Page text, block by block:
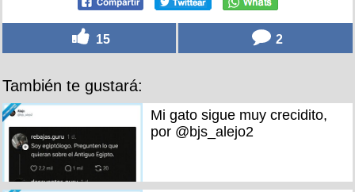
15 2
También te gustará:
Mi gato sigue muy crecidito,
por @bjs_alejo2